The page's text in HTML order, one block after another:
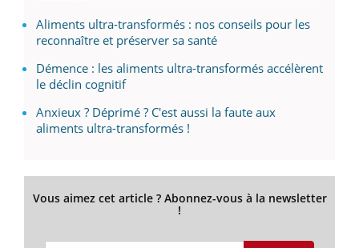
Aliments ultra-transformés : nos conseils pour les
reconnaître et préserver sa santé
Démence : les aliments ultra-transformés accélèrent
le déclin cognitif
Anxieux ? Déprimé ? C'est aussi la faute aux
aliments ultra-transformés !
Vous aimez cet article ? Abonnez-vous à la newsletter
!